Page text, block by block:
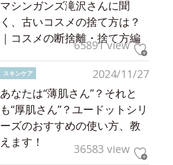
マシンガンズ滝沢さんに聞
く、古いコスメの捨て方は？
｜コスメの断捨離・捨て方編
65891 view
2024/11/27
スキンケア
あなたは“薄肌さん”？それと
も“厚肌さん”？ユードットシリ
ーズのおすすめの使い方、教
えます！
36583 view